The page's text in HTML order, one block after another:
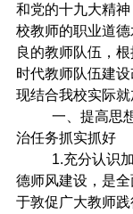
和党的十九大精
校教师的职业道
良的教师队伍，
时代教师队伍建
现结合我校实际就
一、提高思
治任务抓实抓好
1.充分认识
德师风建设，是
于敦促广大教师